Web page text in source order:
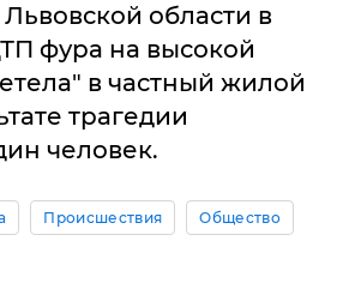
области в
фура на высокой
в частный жилой
трагедии
человек.
Происшествия Общество